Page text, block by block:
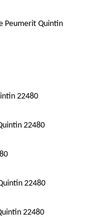
Peumerit Quintin
22480
22480
22480
22480